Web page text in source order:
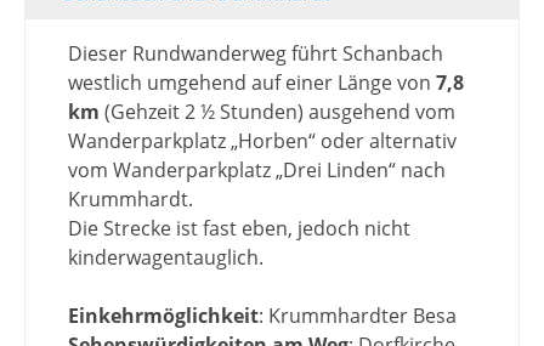
Dieser Rundwanderweg führt Schanbach
westlich umgehend auf einer Länge von7,8
km (Gehzeit 2 ½ Stunden) ausgehend vom
Wanderparkplatz „Horben“ oder alternativ
vom Wanderparkplatz „Drei Linden“ nach
Krummhardt.
Die Strecke ist fast eben, jedoch nicht
kinderwagentauglich.
Einkehrmöglichkeit: Krummhardter Besa